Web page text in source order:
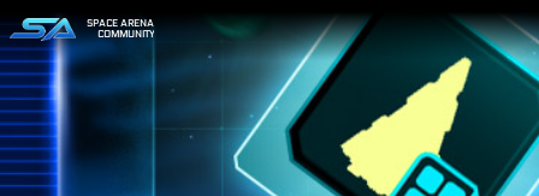
SPACE ARENA
COMMUNITY